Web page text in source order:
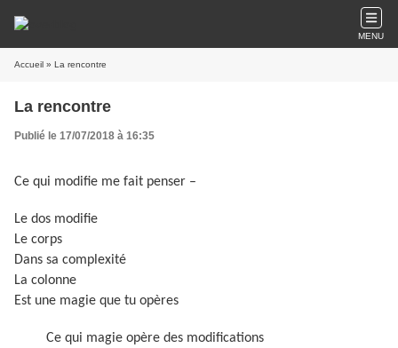
MENU
Accueil » La rencontre
La rencontre
Publié le 17/07/2018 à 16:35
Ce qui modifie me fait penser –
Le dos modifie
Le corps
Dans sa complexité
La colonne
Est une magie que tu opères
Ce qui magie opère des modifications